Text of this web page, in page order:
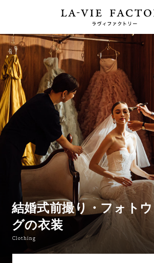
結婚式前撮り・フォト
グの衣装
Clothing